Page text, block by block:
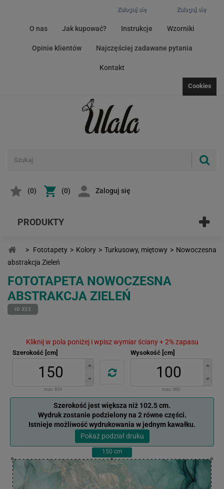
Zaloguj się
Zaloguj się
O nas Jak kupować? Instrukcje Wzorniki
Opinie klientów Najczęściej zadawane pytania
Kontakt
Cookies
(0) (0) Zaloguj się
PRODUKTY
> Fototapety > Kolory > Turkusowy, miętowy > Nowoczesna
abstrakcja Zieleń
FOTOTAPETA NOWOCZESNA
ABSTRAKCJA ZIELEŃ
ID 322
Kliknij w pola poniżej i wpisz wymiar ściany + 2% zapasu
Szerokość [cm]
max: 839
Wysokość [cm]
max: 560
Szerokość jest większa niż 102.5 cm.
Wydruk zostanie podzielony na 2 równe części.
Istnieje możliwość wydrukowania w jednym kawałku.
Pokaż podział druku
150 cm